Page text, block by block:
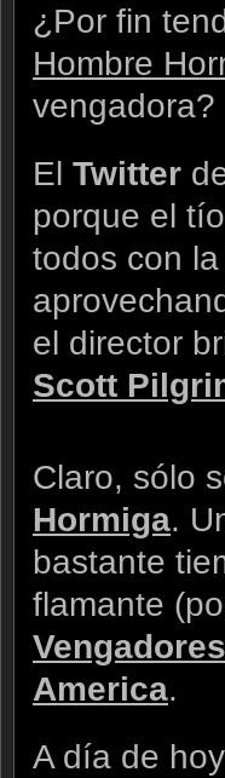
¿Por fin
Hombre
vengadora?
El Twitter
porque el
todos con
el director
Scott
Claro, sólo
Hormiga.
bastante
flamante
Vengadores
America.
A día de